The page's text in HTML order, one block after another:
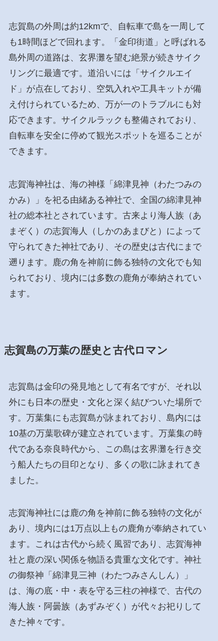
志賀島の外周は約12kmで、自転車で島を一周して
も1時間ほどで回れます。「金印街道」と呼ばれる
島外周の道路は、玄界灘を望む絶景が続きサイク
リングに最適です。道沿いには「サイクルエイ
ド」が点在しており、空気入れや工具キットが備
え付けられているため、万が一のトラブルにも対
応できます。サイクルラックも整備されており、
自転車を安全に停めて観光スポットを巡ることが
できます。
志賀海神社は、海の神様「綿津見神（わたつみの
かみ）」を祀る由緒ある神社で、全国の綿津見神
社の総本社とされています。古来より海人族（あ
まぞく）の志賀海人（しかのあまびと）によって
守られてきた神社であり、その歴史は古代にまで
遡ります。鹿の角を神前に飾る独特の文化でも知
られており、境内には多数の鹿角が奉納されてい
ます。
志賀島の万葉の歴史と古代ロマン
志賀島は金印の発見地として有名ですが、それ以
外にも日本の歴史・文化と深く結びついた場所で
す。万葉集にも志賀島が詠まれており、島内には
10基の万葉歌碑が建立されています。万葉集の時
代である奈良時代から、この島は玄界灘を行き交
う船人たちの目印となり、多くの歌に詠まれてき
ました。
志賀海神社には鹿の角を神前に飾る独特の文化が
あり、境内には1万点以上もの鹿角が奉納されてい
ます。これは古代から続く風習であり、志賀海神
社と鹿の深い関係を物語る貴重な文化です。神社
の御祭神「綿津見三神（わたつみさんしん）」
は、海の底・中・表を守る三柱の神様で、古代の
海人族・阿曇族（あずみぞく）が代々お祀りして
きた神々です。